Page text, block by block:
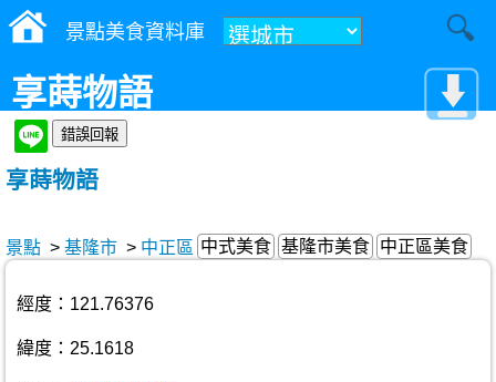
景點美食資料庫
享蒔物語
享蒔物語
景點 > 基隆市 > 中正區 中式美食 基隆市美食 中正區美食
經度：121.76376
緯度：25.1618